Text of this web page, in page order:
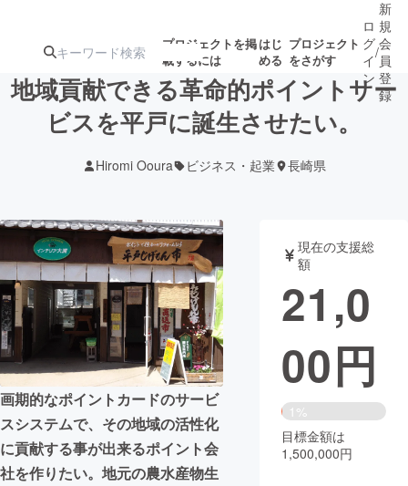
プロジェクトを掲
載するには
はじ
める
プロジェクト
をさがす
ターン
ジェクト
募集終了が近いプ
ロジェクト
アート・写真 音楽
テクノロジー・ガジェット ゲーム・
映像・映画 書籍・雑誌
ビジネス・起業 チャレンジ
まちづくり・地域活性化
ロ
グ
イ
ン
/
新
規
会
員
登
録
地域貢献できる革命的ポイントサー
ビスを平戸に誕生させたい。
Hiromi Ooura ビジネス・起業 長崎県
画期的なポイントカードのサービ
スシステムで、その地域の活性化
に貢献する事が出来るポイント会
社を作りたい。地元の農水産物生
現在の支援総
額
21,0
00円
1%
目標金額は
1,500,000円